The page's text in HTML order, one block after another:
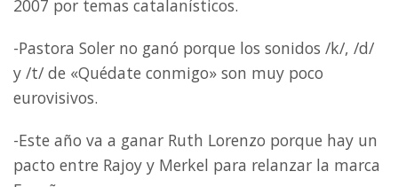
2007 por temas catalanísticos.
-Pastora Soler no ganó porque los sonidos /k/, /d/
y /t/ de «Quédate conmigo» son muy poco
eurovisivos.
-Este año va a ganar Ruth Lorenzo porque hay un
pacto entre Rajoy y Merkel para relanzar la marca